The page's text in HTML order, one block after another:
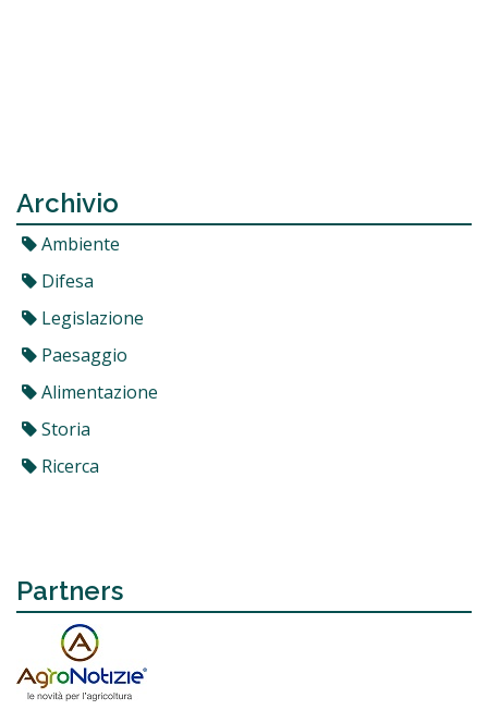
Archivio
Ambiente
Difesa
Legislazione
Paesaggio
Alimentazione
Storia
Ricerca
Partners